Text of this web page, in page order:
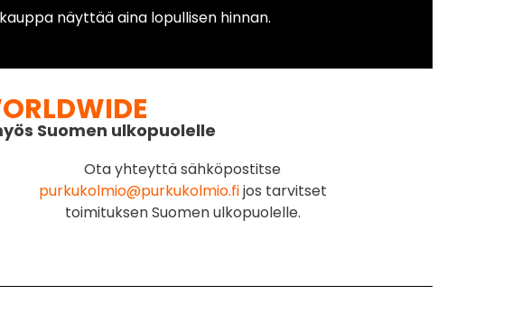
näyttää aina lopullisen hinnan.
Suomen ulkopuolelle
Ota yhteyttä sähköpostitse
purkukolmio@purkukolmio.fijos tarvitset
toimituksen Suomen ulkopuolelle.